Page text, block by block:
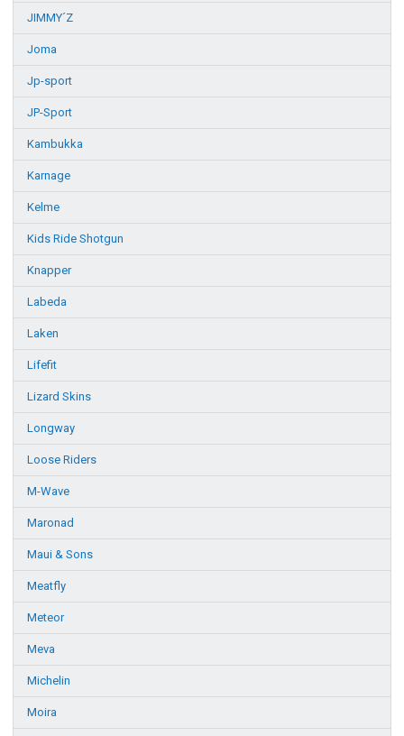
JIMMY´Z
Joma
Jp-sport
JP-Sport
Kambukka
Karnage
Kelme
Kids Ride Shotgun
Knapper
Labeda
Laken
Lifefit
Lizard Skins
Longway
Loose Riders
M-Wave
Maronad
Maui & Sons
Meatfly
Meteor
Meva
Michelin
Moira